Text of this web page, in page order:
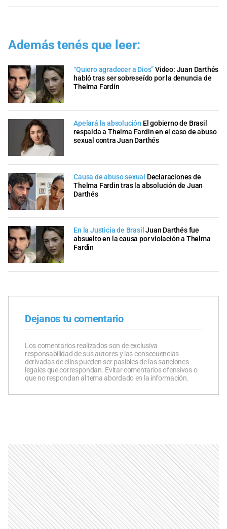
Además tenés que leer:
“Quiero agradecer a Dios”Video: Juan Darthés
habló tras ser sobreseído por la denuncia de
Thelma Fardín
Apelará la absolución El gobierno de Brasil
respalda a Thelma Fardin en el caso de abuso
sexual contra Juan Darthés
Causa de abuso sexual Declaraciones de
Thelma Fardin tras la absolución de Juan
Darthés
En la Justicia de Brasil Juan Darthés fue
absuelto en la causa por violación a Thelma
Fardin
Dejanos tu comentario
Los comentarios realizados son de exclusiva
responsabilidad de sus autores y las consecuencias
derivadas de ellos pueden ser pasibles de las sanciones
legales que correspondan. Evitar comentarios ofensivos o
que no respondan al tema abordado en la información.